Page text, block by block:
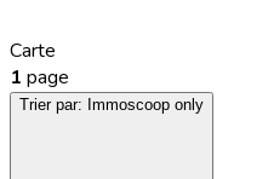
Carte
1 page
Trier par: Immoscoop only